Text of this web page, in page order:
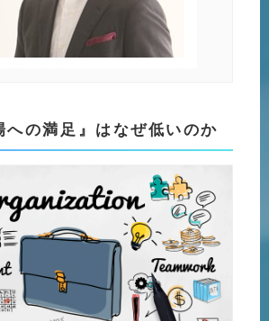
への満足』はなぜ低いのか